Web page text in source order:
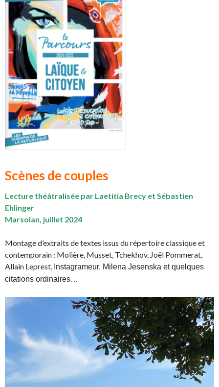
Scènes de couples
Lecture théâtralisée par Laetitia Brecy et Sébastien
Ehlinger
Marsolan, juillet 2024
Montage d’extraits de textes issus du répertoire classique et
contemporain : Molière, Musset, Tchekhov, Joël Pommerat,
Allain Leprest,
Instagrameur, Milena Jesenska et quelques
citations ordinaires…